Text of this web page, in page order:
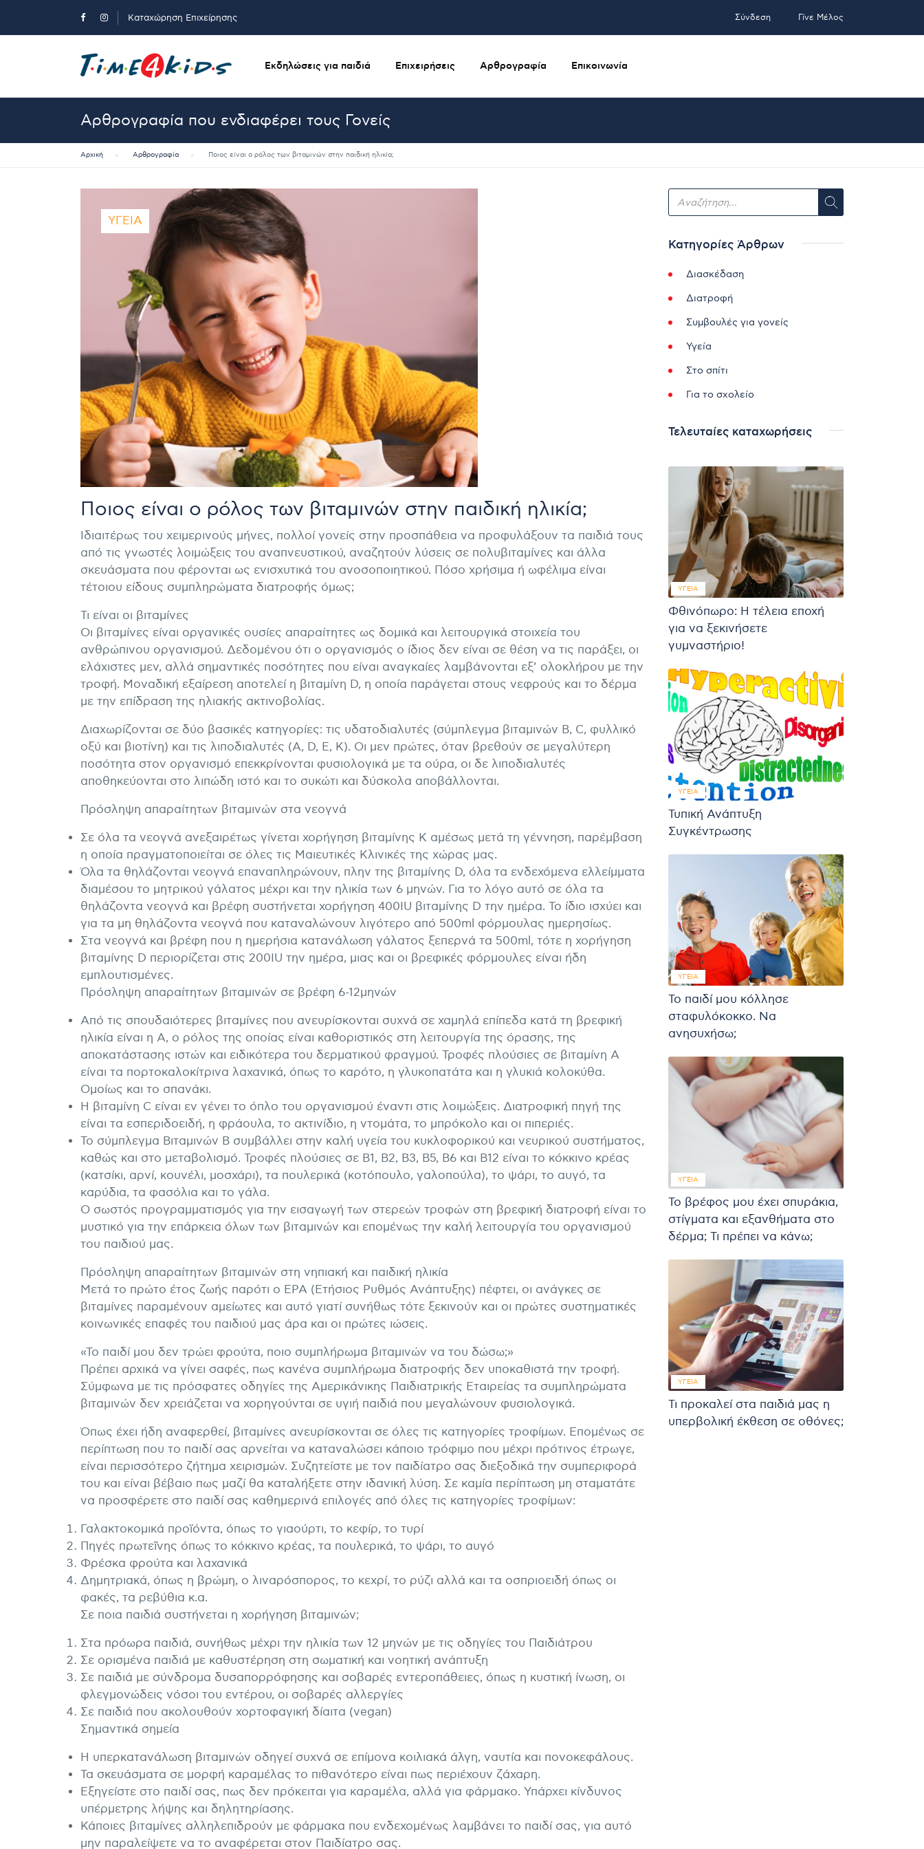
Καταχώρηση Επιχείρησης Σύνδεση Γίνε Μέλος
Εκδηλώσεις για παιδιά Επιχειρήσεις Αρθρογραφία Επικοινωνία
Αρθρογραφία που ενδιαφέρει τους Γονείς
Αρχική Αρθρογραφία Ποιος είναι ο ρόλος των βιταμινών στην παιδική ηλικία;
ΥΓΕΊΑ
Ποιος είναι ο ρόλος των βιταμινών στην παιδική ηλικία;
Ιδιαιτέρως του χειμερινούς μήνες, πολλοί γονείς στην προσπάθεια να προφυλάξουν τα παιδιά τους
από τις γνωστές λοιμώξεις του αναπνευστικού, αναζητούν λύσεις σε πολυβιταμίνες και άλλα
σκευάσματα που φέρονται ως ενισχυτικά του ανοσοποιητικού. Πόσο χρήσιμα ή ωφέλιμα είναι
τέτοιου είδους συμπληρώματα διατροφής όμως;
Τι είναι οι βιταμίνες
Οι βιταμίνες είναι οργανικές ουσίες απαραίτητες ως δομικά και λειτουργικά στοιχεία του
ανθρώπινου οργανισμού. Δεδομένου ότι ο οργανισμός ο ίδιος δεν είναι σε θέση να τις παράξει, οι
ελάχιστες μεν, αλλά σημαντικές ποσότητες που είναι αναγκαίες λαμβάνονται εξ’ ολοκλήρου με την
τροφή. Μοναδική εξαίρεση αποτελεί η βιταμίνη D, η οποία παράγεται στους νεφρούς και το δέρμα
με την επίδραση της ηλιακής ακτινοβολίας.
Διαχωρίζονται σε δύο βασικές κατηγορίες: τις υδατοδιαλυτές (σύμπλεγμα βιταμινών Β, C, φυλλικό
οξύ και βιοτίνη) και τις λιποδιαλυτές (A, D, E, K). Οι μεν πρώτες, όταν βρεθούν σε μεγαλύτερη
ποσότητα στον οργανισμό επεκκρίνονται φυσιολογικά με τα ούρα, οι δε λιποδιαλυτές
αποθηκεύονται στο λιπώδη ιστό και το συκώτι και δύσκολα αποβάλλονται.
Πρόσληψη απαραίτητων βιταμινών στα νεογνά
Σε όλα τα νεογνά ανεξαιρέτως γίνεται χορήγηση βιταμίνης Κ αμέσως μετά τη γέννηση, παρέμβαση
η οποία πραγματοποιείται σε όλες τις Μαιευτικές Κλινικές της χώρας μας.
Όλα τα θηλάζονται νεογνά επαναπληρώνουν, πλην της βιταμίνης D, όλα τα ενδεχόμενα ελλείμματα
διαμέσου το μητρικού γάλατος μέχρι και την ηλικία των 6 μηνών. Για το λόγο αυτό σε όλα τα
θηλάζοντα νεογνά και βρέφη συστήνεται χορήγηση 400IU βιταμίνης D την ημέρα. Το ίδιο ισχύει και
για τα μη θηλάζοντα νεογνά που καταναλώνουν λιγότερο από 500ml φόρμουλας ημερησίως.
Στα νεογνά και βρέφη που η ημερήσια κατανάλωση γάλατος ξεπερνά τα 500ml, τότε η χορήγηση
βιταμίνης D περιορίζεται στις 200IU την ημέρα, μιας και οι βρεφικές φόρμουλες είναι ήδη
εμπλουτισμένες.
Πρόσληψη απαραίτητων βιταμινών σε βρέφη 6-12μηνών
Από τις σπουδαιότερες βιταμίνες που ανευρίσκονται συχνά σε χαμηλά επίπεδα κατά τη βρεφική
ηλικία είναι η Α, ο ρόλος της οποίας είναι καθοριστικός στη λειτουργία της όρασης, της
αποκατάστασης ιστών και ειδικότερα του δερματικού φραγμού. Τροφές πλούσιες σε βιταμίνη Α
είναι τα πορτοκαλοκίτρινα λαχανικά, όπως το καρότο, η γλυκοπατάτα και η γλυκιά κολοκύθα.
Ομοίως και το σπανάκι.
Η βιταμίνη C είναι εν γένει το όπλο του οργανισμού έναντι στις λοιμώξεις. Διατροφική πηγή της
είναι τα εσπεριδοειδή, η φράουλα, το ακτινίδιο, η ντομάτα, το μπρόκολο και οι πιπεριές.
Το σύμπλεγμα Βιταμινών Β συμβάλλει στην καλή υγεία του κυκλοφορικού και νευρικού συστήματος,
καθώς και στο μεταβολισμό. Τροφές πλούσιες σε Β1, Β2, Β3, Β5, Β6 και Β12 είναι το κόκκινο κρέας
(κατσίκι, αρνί, κουνέλι, μοσχάρι), τα πουλερικά (κοτόπουλο, γαλοπούλα), το ψάρι, το αυγό, τα
καρύδια, τα φασόλια και το γάλα.
Ο σωστός προγραμματισμός για την εισαγωγή των στερεών τροφών στη βρεφική διατροφή είναι το
μυστικό για την επάρκεια όλων των βιταμινών και επομένως την καλή λειτουργία του οργανισμού
του παιδιού μας.
Πρόσληψη απαραίτητων βιταμινών στη νηπιακή και παιδική ηλικία
Μετά το πρώτο έτος ζωής παρότι ο ΕΡΑ (Ετήσιος Ρυθμός Ανάπτυξης) πέφτει, οι ανάγκες σε
βιταμίνες παραμένουν αμείωτες και αυτό γιατί συνήθως τότε ξεκινούν και οι πρώτες συστηματικές
κοινωνικές επαφές του παιδιού μας άρα και οι πρώτες ιώσεις.
«Το παιδί μου δεν τρώει φρούτα, ποιο συμπλήρωμα βιταμινών να του δώσω;»
Πρέπει αρχικά να γίνει σαφές, πως κανένα συμπλήρωμα διατροφής δεν υποκαθιστά την τροφή.
Σύμφωνα με τις πρόσφατες οδηγίες της Αμερικάνικης Παιδιατρικής Εταιρείας τα συμπληρώματα
βιταμινών δεν χρειάζεται να χορηγούνται σε υγιή παιδιά που μεγαλώνουν φυσιολογικά.
Όπως έχει ήδη αναφερθεί, βιταμίνες ανευρίσκονται σε όλες τις κατηγορίες τροφίμων. Επομένως σε
περίπτωση που το παιδί σας αρνείται να καταναλώσει κάποιο τρόφιμο που μέχρι πρότινος έτρωγε,
είναι περισσότερο ζήτημα χειρισμών. Συζητείστε με τον παιδίατρο σας διεξοδικά την συμπεριφορά
του και είναι βέβαιο πως μαζί θα καταλήξετε στην ιδανική λύση. Σε καμία περίπτωση μη σταματάτε
να προσφέρετε στο παιδί σας καθημερινά επιλογές από όλες τις κατηγορίες τροφίμων:
Γαλακτοκομικά προϊόντα, όπως το γιαούρτι, το κεφίρ, το τυρί
Πηγές πρωτεΐνης όπως το κόκκινο κρέας, τα πουλερικά, το ψάρι, το αυγό
Φρέσκα φρούτα και λαχανικά
Δημητριακά, όπως η βρώμη, ο λιναρόσπορος, το κεχρί, το ρύζι αλλά και τα οσπριοειδή όπως οι
φακές, τα ρεβύθια κ.α.
Σε ποια παιδιά συστήνεται η χορήγηση βιταμινών;
Στα πρόωρα παιδιά, συνήθως μέχρι την ηλικία των 12 μηνών με τις οδηγίες του Παιδιάτρου
Σε ορισμένα παιδιά με καθυστέρηση στη σωματική και νοητική ανάπτυξη
Σε παιδιά με σύνδρομα δυσαπορρόφησης και σοβαρές εντεροπάθειες, όπως η κυστική ίνωση, οι
φλεγμονώδεις νόσοι του εντέρου, οι σοβαρές αλλεργίες
Σε παιδιά που ακολουθούν χορτοφαγική δίαιτα (vegan)
Σημαντικά σημεία
Η υπερκατανάλωση βιταμινών οδηγεί συχνά σε επίμονα κοιλιακά άλγη, ναυτία και πονοκεφάλους.
Τα σκευάσματα σε μορφή καραμέλας το πιθανότερο είναι πως περιέχουν ζάχαρη.
Εξηγείστε στο παιδί σας, πως δεν πρόκειται για καραμέλα, αλλά για φάρμακο. Υπάρχει κίνδυνος
υπέρμετρης λήψης και δηλητηρίασης.
Κάποιες βιταμίνες αλληλεπιδρούν με φάρμακα που ενδεχομένως λαμβάνει το παιδί σας, για αυτό
μην παραλείψετε να το αναφέρεται στον Παιδίατρο σας.
Κατηγορίες Άρθρων
Διασκέδαση
Διατροφή
Συμβουλές για γονείς
Υγεία
Στο σπίτι
Για το σχολείο
Τελευταίες καταχωρήσεις
ΥΓΕΊΑ
Φθινόπωρο: Η τέλεια εποχή
για να ξεκινήσετε
γυμναστήριο!
ΥΓΕΊΑ
Τυπική Ανάπτυξη
Συγκέντρωσης
ΥΓΕΊΑ
Το παιδί μου κόλλησε
σταφυλόκοκκο. Να
ανησυχήσω;
ΥΓΕΊΑ
Το βρέφος μου έχει σπυράκια,
στίγματα και εξανθήματα στο
δέρμα; Τι πρέπει να κάνω;
ΥΓΕΊΑ
Τι προκαλεί στα παιδιά μας η
υπερβολική έκθεση σε οθόνες;